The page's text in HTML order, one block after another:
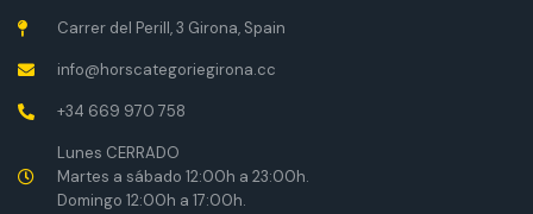
Carrer del Perill, 3 Girona, Spain
info@horscategoriegirona.cc
+34 669 970 758
Lunes CERRADO
Martes a sábado 12:00h a 23:00h.
Domingo 12:00h a 17:00h.